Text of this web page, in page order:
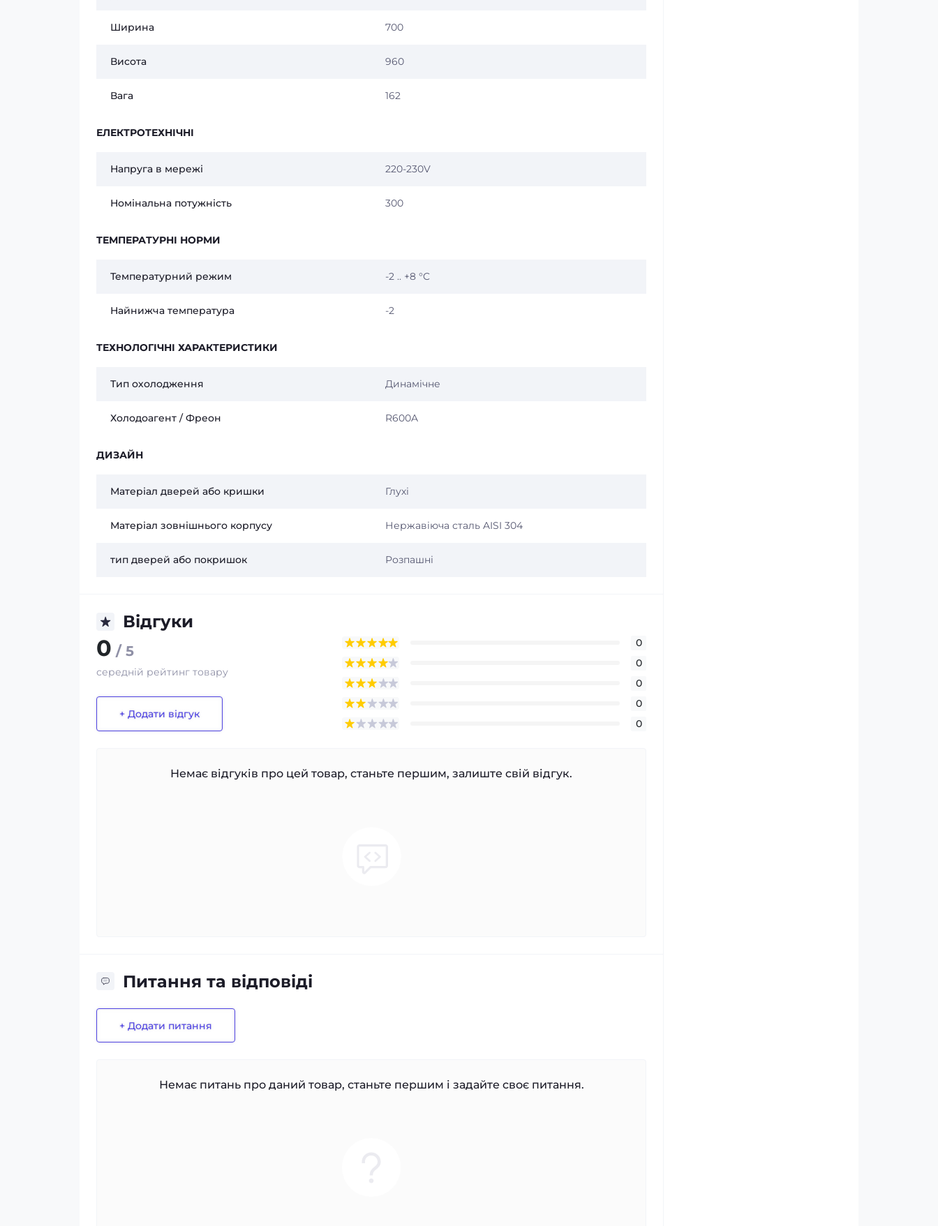
Ширина 700
Висота 960
Вага 162
ЕЛЕКТРОТЕХНІЧНІ
Напруга в мережі 220-230V
Номінальна потужність 300
ТЕМПЕРАТУРНІ НОРМИ
Температурний режим -2 .. +8 °C
Найнижча температура -2
ТЕХНОЛОГІЧНІ ХАРАКТЕРИСТИКИ
Тип охолодження Динамічне
Холодоагент / Фреон R600A
ДИЗАЙН
Матеріал дверей або кришки Глухі
Матеріал зовнішнього корпусу Нержавіюча сталь AISI 304
тип дверей або покришок Розпашні
Відгуки
0 / 5
середній рейтинг товару
+ Додати відгук
0
0
0
0
0
Немає відгуків про цей товар, станьте першим, залиште свій відгук.
Питання та відповіді
+ Додати питання
Немає питань про даний товар, станьте першим і задайте своє питання.